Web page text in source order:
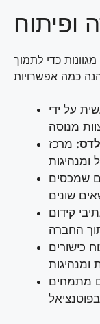
ופיתוח
כדי לתמוך
על ידי
מרכז
שמכסים
קידום
כישורים
מתמחים